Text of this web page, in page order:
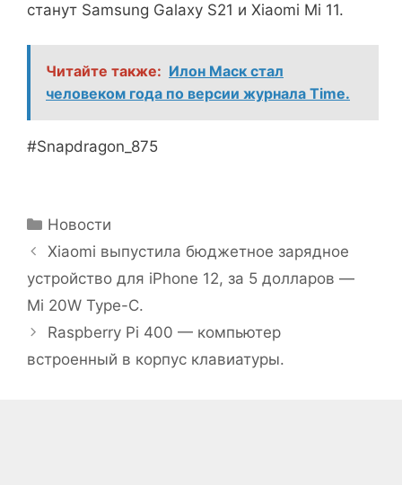
станут Samsung Galaxy S21 и Xiaomi Mi 11.
Читайте также: Илон Маск стал
человеком года по версии журнала Time.
#Snapdragon_875
Рубрики
Новости
Xiaomi выпустила бюджетное зарядное
устройство для iPhone 12, за 5 долларов —
Mi 20W Type-C.
Raspberry Pi 400 — компьютер
встроенный в корпус клавиатуры.